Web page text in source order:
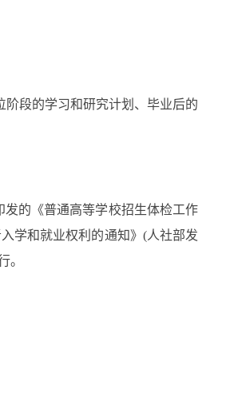
段的学习和研究计划、毕业后的
的《普通高等学校招生体检工作
学和就业权利的通知》(人社部发
。